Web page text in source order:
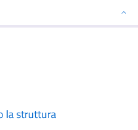
la struttura